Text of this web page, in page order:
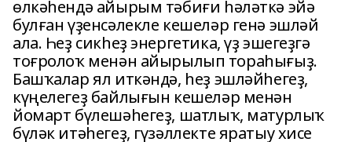
өлкәһендә айырым тәбиғи һәләткә эйә
булған үҙенсәлекле кешеләр генә эшләй
ала. Һеҙ сикһеҙ энергетика, үҙ эшегеҙгә
тоғролоҡ менән айырылып тораһығыҙ.
Башҡалар ял иткәндә, һеҙ эшләйһегеҙ,
күңелегеҙ байлығын кешеләр менән
йомарт бүлешәһегеҙ, шатлыҡ, матурлыҡ
бүләк итәһегеҙ, гүзәллекте яратыу хисе